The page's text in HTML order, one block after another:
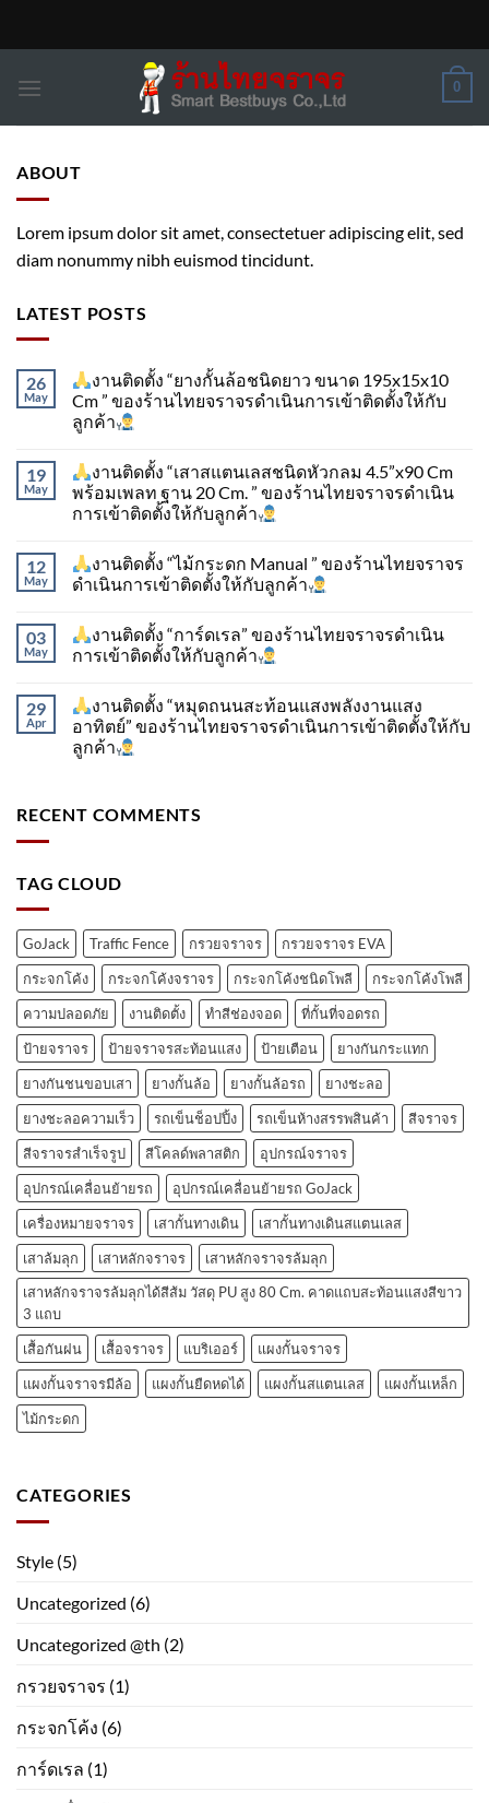
0
ABOUT
Lorem ipsum dolor sit amet, consectetuer adipiscing elit, sed
diam nonummy nibh euismod tincidunt.
LATEST POSTS
26
May
งานติดตั้ง “ยางกั้นล้อชนิดยาว ขนาด 195x15x10
Cm ” ของร้านไทยจราจรดำเนินการเข้าติดตั้ง​ให้กับ
ลูกค้า
19
May
งานติดตั้ง “เสาสแตนเลสชนิดหัวกลม 4.5”x90 Cm
พร้อมเพลท ฐาน 20 Cm. ” ของร้านไทยจราจรดำเนิน
การเข้าติดตั้ง​ให้กับลูกค้า
12
May
งานติดตั้ง “ไม้กระดก Manual ” ของร้านไทยจราจร
ดำเนินการเข้าติดตั้ง​ให้กับลูกค้า
03
May
งานติดตั้ง “การ์ดเรล” ของร้านไทยจราจรดำเนิน
การเข้าติดตั้ง​ให้กับลูกค้า
29
Apr
งานติดตั้ง “หมุดถนนสะท้อนแสงพลังงานแสง
อาทิตย์” ของร้านไทยจราจรดำเนินการเข้าติดตั้ง​ให้กับ
ลูกค้า
RECENT COMMENTS
TAG CLOUD
GoJack Traffic Fence กรวยจราจร
กรวยจราจร EVA
กระจกโค้ง
กระจกโค้งจราจร กระจกโค้งชนิดโพลี
กระจกโค้งโพลี
ความปลอดภัย
งานติดตั้ง ทำสีช่องจอด
ที่กั้นที่จอดรถ
ป้ายจราจร
ป้ายจราจรสะท้อนแสง ป้ายเตือน
ยางกันกระแทก
ยางกันชนขอบเสา
ยางกั้นล้อ ยางกั้นล้อรถ
ยางชะลอ
ยางชะลอความเร็ว
รถเข็นช็อปปิ้ง รถเข็นห้างสรรพสินค้า
สีจราจร
สีจราจรสำเร็จรูป
สีโคลด์พลาสติก
อุปกรณ์จราจร
อุปกรณ์เคลื่อนย้ายรถ
อุปกรณ์เคลื่อนย้ายรถ GoJack
เครื่องหมายจราจร
เสากั้นทางเดิน
เสากั้นทางเดินสแตนเลส
เสาล้มลุก
เสาหลักจราจร
เสาหลักจราจรล้มลุก
เสาหลักจราจรล้มลุกได้สีส้ม วัสดุ PU สูง 80 Cm. คาดแถบสะท้อนแสงสีขาว
3 แถบ
เสื้อกันฝน
เสื้อจราจร แบริเออร์
แผงกั้นจราจร
แผงกั้นจราจรมีล้อ
แผงกั้นยืดหดได้ แผงกั้นสแตนเลส
แผงกั้นเหล็ก
ไม้กระดก
CATEGORIES
Style (5)
Uncategorized (6)
Uncategorized @th (2)
กรวยจราจร (1)
กระจกโค้ง (6)
การ์ดเรล (1)